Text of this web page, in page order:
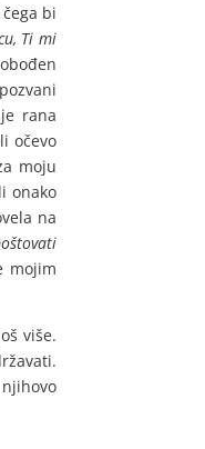
bi
Ti mi
rana
očevo
moju
onako
na
mojim
više.